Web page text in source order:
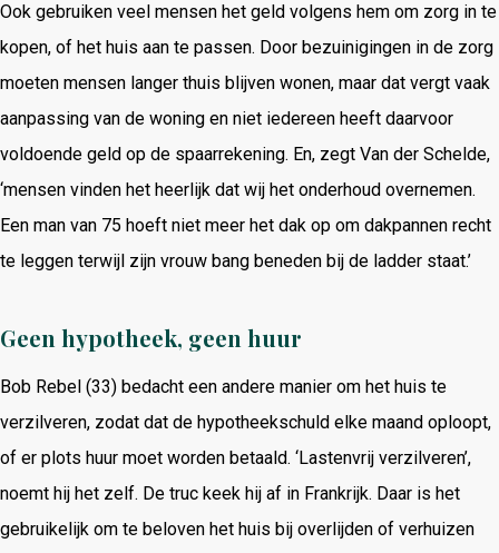
Ook gebruiken veel mensen het geld volgens hem om zorg in te
kopen, of het huis aan te passen. Door bezuinigingen in de zorg
moeten mensen langer thuis blijven wonen, maar dat vergt vaak
aanpassing van de woning en niet iedereen heeft daarvoor
voldoende geld op de spaarrekening. En, zegt Van der Schelde,
‘mensen vinden het heerlijk dat wij het onderhoud overnemen.
Een man van 75 hoeft niet meer het dak op om dakpannen recht
te leggen terwijl zijn vrouw bang beneden bij de ladder staat.’
Geen hypotheek, geen huur
Bob Rebel (33) bedacht een andere manier om het huis te
verzilveren, zodat dat de hypotheekschuld elke maand oploopt,
of er plots huur moet worden betaald. ‘Lastenvrij verzilveren’,
noemt hij het zelf. De truc keek hij af in Frankrijk. Daar is het
gebruikelijk om te beloven het huis bij overlijden of verhuizen